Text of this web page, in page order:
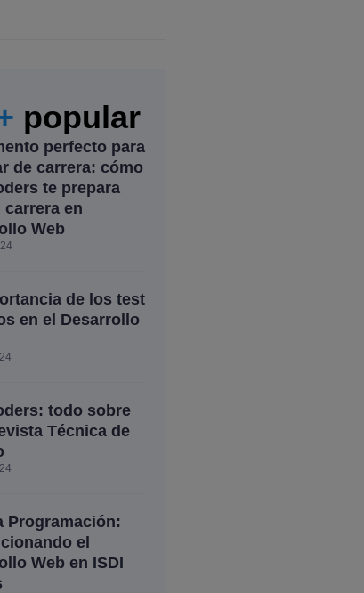
popular
perfecto para
de carrera: cómo
te prepara
carrera en
Web
de los test
en el Desarrollo
todo sobre
Técnica de
Programación:
el
Web en ISDI